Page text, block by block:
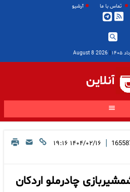
تماس با ما آرشیو
|
2026 August 8
آنلاین
| ۱۴۰۴/۰۲/۱۶ ۱۹:۱۶
چادرملو اردکان